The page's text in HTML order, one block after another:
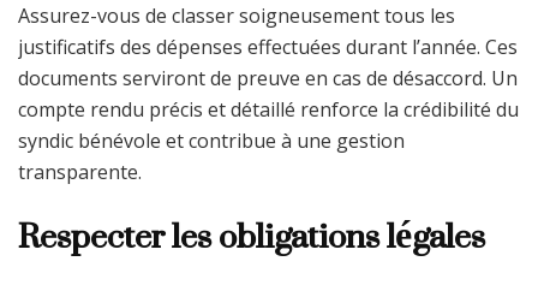
Assurez-vous de classer soigneusement tous les
justificatifs des dépenses effectuées durant l’année. Ces
documents serviront de preuve en cas de désaccord. Un
compte rendu précis et détaillé renforce la crédibilité du
syndic bénévole et contribue à une gestion
transparente.
Respecter les obligations légales